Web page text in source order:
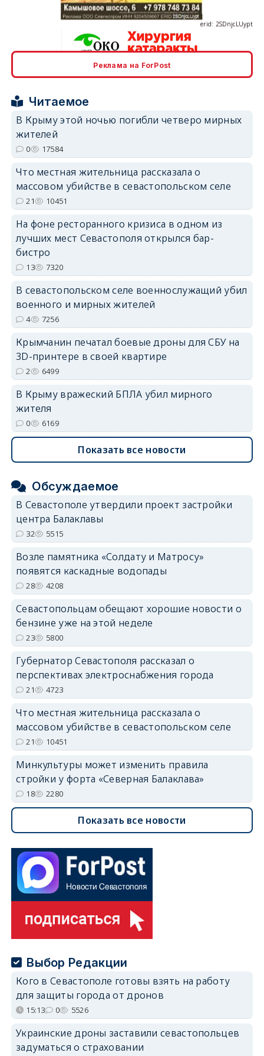
erid: 2SDnjdvhGXG
Реклама на ForPost
Читаемое
В Крыму этой ночью погибли четверо мирных
жителей
0 17584
Что местная жительница рассказала о
массовом убийстве в севастопольском селе
21 10451
На фоне ресторанного кризиса в одном из
лучших мест Севастополя открылся бар-
бистро
13 7320
В севастопольском селе военнослужащий убил
военного и мирных жителей
4 7256
Крымчанин печатал боевые дроны для СБУ на
3D-принтере в своей квартире
2 6499
В Крыму вражеский БПЛА убил мирного
жителя
0 6169
Показать все новости
Обсуждаемое
В Севастополе утвердили проект застройки
центра Балаклавы
32 5515
Возле памятника «Солдату и Матросу»
появятся каскадные водопады
28 4208
Севастопольцам обещают хорошие новости о
бензине уже на этой неделе
23 5800
Губернатор Севастополя рассказал о
перспективах электроснабжения города
21 4723
Что местная жительница рассказала о
массовом убийстве в севастопольском селе
21 10451
Минкультуры может изменить правила
стройки у форта «Северная Балаклава»
18 2280
Показать все новости
Выбор Редакции
Кого в Севастополе готовы взять на работу
для защиты города от дронов
15:13 0 5526
Украинские дроны заставили севастопольцев
задуматься о страховании